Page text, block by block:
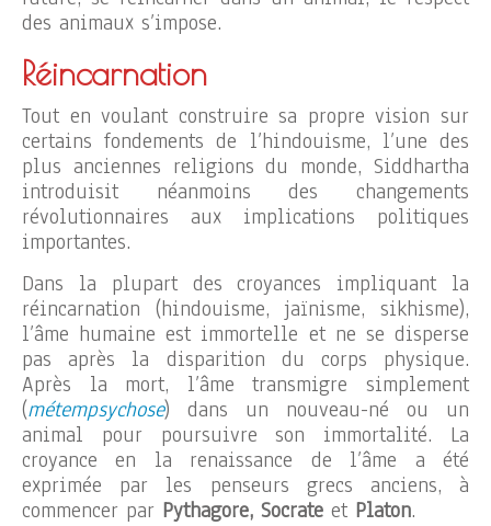
des animaux s’impose.
Réincarnation
Tout en voulant construire sa propre vision sur
certains fondements de l’hindouisme, l’une des
plus anciennes religions du monde, Siddhartha
introduisit néanmoins des changements
révolutionnaires aux implications politiques
importantes.
Dans la plupart des croyances impliquant la
réincarnation (hindouisme, jaïnisme, sikhisme),
l’âme humaine est immortelle et ne se disperse
pas après la disparition du corps physique.
Après la mort, l’âme transmigre simplement
(métempsychose) dans un nouveau-né ou un
animal pour poursuivre son immortalité. La
croyance en la renaissance de l’âme a été
exprimée par les penseurs grecs anciens, à
commencer par Pythagore, Socrate et Platon.